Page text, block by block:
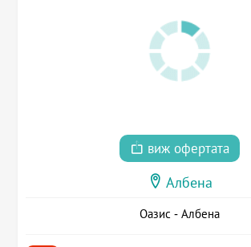
виж офертата
Албена
Оазис - Албена